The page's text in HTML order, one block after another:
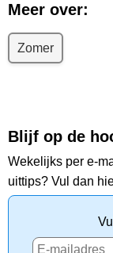
Meer over:
Zomer
Blijf op de
Wekelijks per e-
uittips? Vul dan